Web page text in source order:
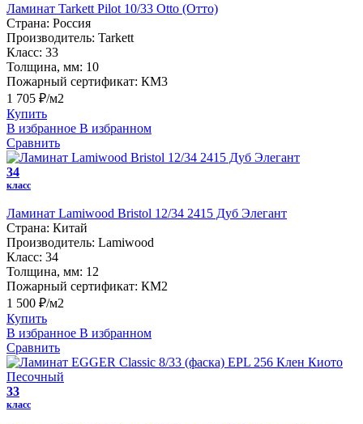
Ламинат Tarkett Pilot 10/33 Otto (Отто)
Страна: Россия
Производитель: Tarkett
Класс: 33
Толщина, мм: 10
Пожарный сертификат: КМ3
1 705 ₽/м2
Купить
В избранное В избранном
Сравнить
34
класс
Ламинат Lamiwood Bristol 12/34 2415 Дуб Элегант
Страна: Китай
Производитель: Lamiwood
Класс: 34
Толщина, мм: 12
Пожарный сертификат: КМ2
1 500 ₽/м2
Купить
В избранное В избранном
Сравнить
33
класс